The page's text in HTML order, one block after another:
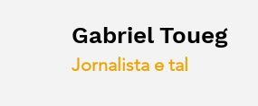
Gabriel Toueg
Jornalista e tal